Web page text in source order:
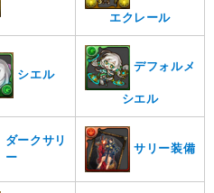
エクレール
シエル
デフォルメ
シエル
ダークサリ
ー
サリー装備